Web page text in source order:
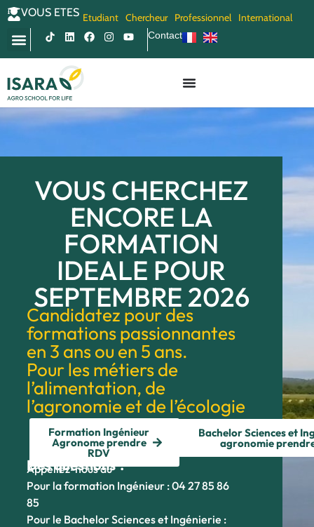
VOUS ETES Etudiant Chercheur Professionnel International
Contact
VOUS CHERCHEZ
ENCORE LA
FORMATION
IDEALE POUR
SEPTEMBRE 2026
Candidatez pour des
formations passionnantes
en 3 ans ou en 5 ans.
Pour les métiers de
l’alimentation, de
l’agronomie et de l’écologie
Formation Ingénieur
Agronome prendre
RDV
Bachelor Sciences et
agronomie
Des questions ?
Appellez-nous au
Pour la formation Ingénieur : 04 27 85 86
85
Pour le Bachelor Sciences et Ingénierie :